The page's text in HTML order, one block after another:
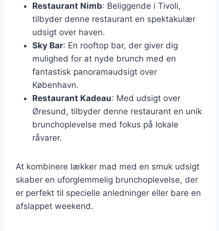
Restaurant Nimb: Beliggende i Tivoli,
tilbyder denne restaurant en spektakulær
udsigt over haven.
Sky Bar: En rooftop bar, der giver dig
mulighed for at nyde brunch med en
fantastisk panoramaudsigt over
København.
Restaurant Kadeau: Med udsigt over
Øresund, tilbyder denne restaurant en unik
brunchoplevelse med fokus på lokale
råvarer.
At kombinere lækker mad med en smuk udsigt
skaber en uforglemmelig brunchoplevelse, der
er perfekt til specielle anledninger eller bare en
afslappet weekend.